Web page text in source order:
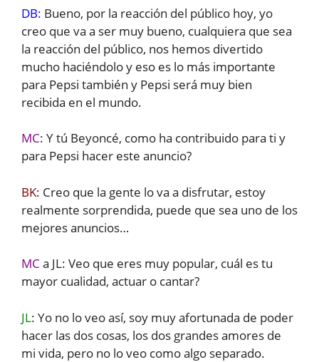
DB: Bueno, por la reacción del público hoy, yo
creo que va a ser muy bueno, cualquiera que sea
la reacción del público, nos hemos divertido
mucho haciéndolo y eso es lo más importante
para Pepsi también y Pepsi será muy bien
recibida en el mundo.
MC: Y tú Beyoncé, como ha contribuido para ti y
para Pepsi hacer este anuncio?
BK: Creo que la gente lo va a disfrutar, estoy
realmente sorprendida, puede que sea uno de los
mejores anuncios…
MC a JL: Veo que eres muy popular, cuál es tu
mayor cualidad, actuar o cantar?
JL: Yo no lo veo así, soy muy afortunada de poder
hacer las dos cosas, los dos grandes amores de
mi vida, pero no lo veo como algo separado.